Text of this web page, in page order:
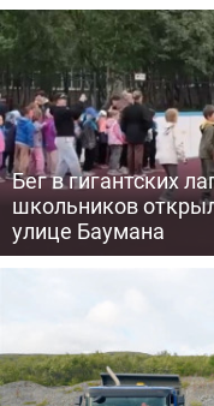
Бег в гигантских
школьников
улице Баумана